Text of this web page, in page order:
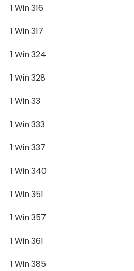
1 Win 316
1 Win 317
1 Win 324
1 Win 328
1 Win 33
1 Win 333
1 Win 337
1 Win 340
1 Win 351
1 Win 357
1 Win 361
1 Win 385